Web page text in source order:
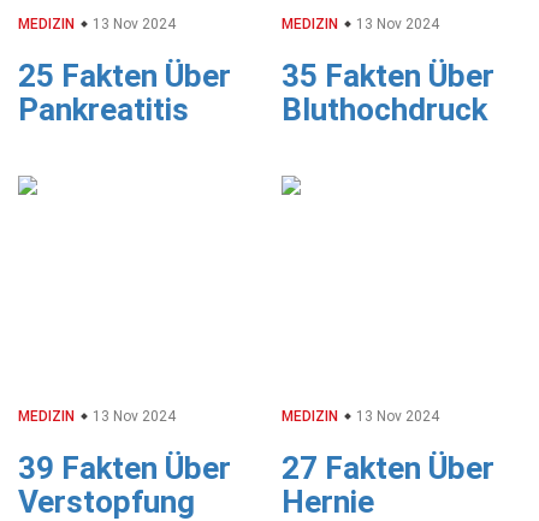
MEDIZIN 13 Nov 2024
25 Fakten Über
Pankreatitis
MEDIZIN 13 Nov 2024
35 Fakten Über
Bluthochdruck
MEDIZIN 13 Nov 2024
39 Fakten Über
Verstopfung
MEDIZIN 13 Nov 2024
27 Fakten Über
Hernie